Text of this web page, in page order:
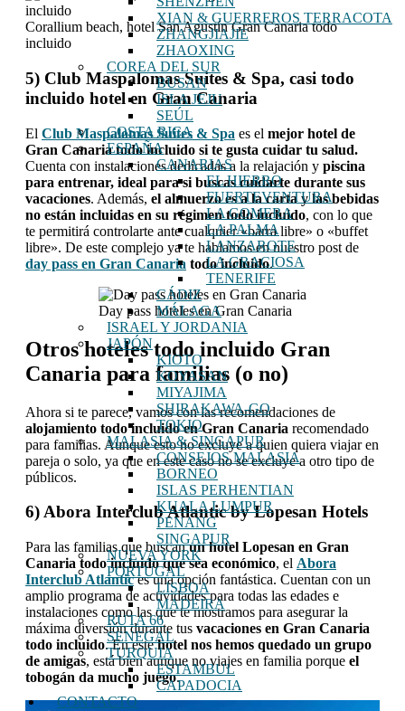
XIAN & GUERREROS TERRACOTA
ZHANGJIAJIE
ZHAOXING
COREA DEL SUR
BUSAN
ISLA JEJU
SEÚL
COSTA RICA
ESPAÑA
CANARIAS
EL HIERRO
FUERTEVENTURA
LA GOMERA
LA PALMA
LANZAROTE
LA GRACIOSA
TENERIFE
CÁDIZ
MÁLAGA
ISRAEL Y JORDANIA
JAPÓN
KIOTO
KOYASAN
MIYAJIMA
SHIRAKAWA-GO
TOKIO
MALASIA & SINGAPUR
CONSEJOS MALASIA
BORNEO
ISLAS PERHENTIAN
KUALA LUMPUR
PENANG
SINGAPUR
NUEVA YORK
PORTUGAL
LISBOA
MADEIRA
RUTA 66
SENEGAL
TURQUIA
ESTAMBUL
CAPADOCIA
CONTACTO
Corallium beach, hotel San Agustín Gran Canaria todo
incluido
5) Club Maspalomas Suites & Spa, casi todo
incluido hotel en Gran Canaria
El Club Maspalomas Suites & Spa es el mejor hotel de
Gran Canaria todo incluido si te gusta cuidar tu salud.
Cuenta con instalaciones dedicadas a la relajación y piscina
para entrenar, ideal para si buscas cuidarte durante sus
vacaciones. Además, el almuerzo es a la carta y las bebidas
no están incluidas en su régimen todo incluido, con lo que
te permitirá controlarte ante cualquier «barra libre» o «buffet
libre». De este complejo ya te hablamos en nuestro post de
day pass en Gran Canaria todo incluido.
Day pass hoteles en Gran Canaria
Otros hoteles todo incluido Gran
Canaria para familias (o no)
Ahora si te parece, vamos con las recomendaciones de
alojamiento todo incluido en Gran Canaria recomendado
para familias. Aunque esto no excluye a quien quiera viajar en
pareja o solo, ya que en este caso no se excluye a otro tipo de
públicos.
6) Abora Interclub Atlantic by Lopesan Hotels
Para las familias que buscanun hotel Lopesan en Gran
Canaria todo incluido que sea económico, el Abora
Interclub Atlantices una opción fantástica. Cuentan con un
amplio programa de actividades para todas las edades e
instalaciones como las que te mostramos para asegurar la
máxima diversión durante tus vacaciones en Gran Canaria
todo incluido. En estehotel nos hemos quedado un grupo
de amigas, está bien aunque no viajes en familia porque el
tobogán da mucho juego.